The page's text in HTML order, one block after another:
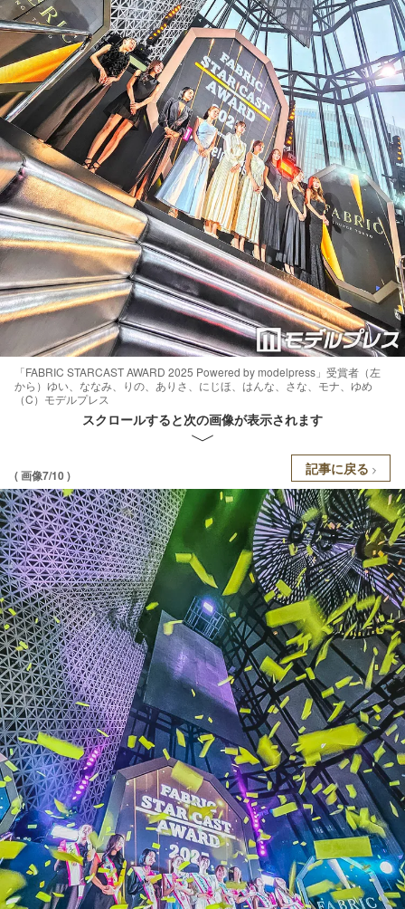
「FABRIC STARCAST AWARD 2025 Powered by modelpress」受賞者（左
から）ゆい、ななみ、りの、ありさ、にじほ、はんな、さな、モナ、ゆめ
（C）モデルプレス
スクロールすると次の画像が表示されます
( 画像7/10 ) 記事に戻る